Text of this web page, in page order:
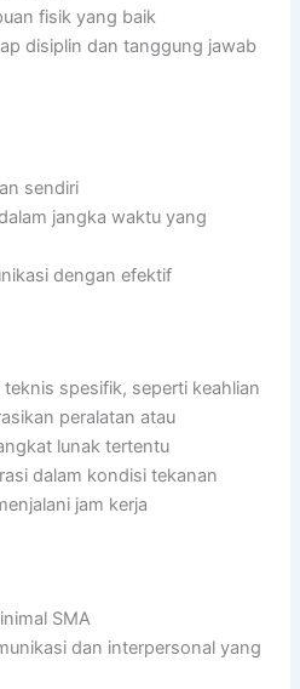
fisik yang baik
disiplin dan tanggung jawab
sendiri
jangka waktu yang
dengan efektif
teknis spesifik, seperti keahlian
peralatan atau
lunak tertentu
dalam kondisi tekanan
jam kerja
SMA
dan interpersonal yang